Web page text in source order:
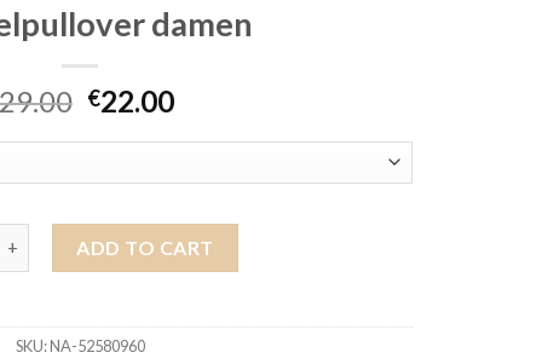
damen
€22.00
ADD TO CART
SKU:NA-52580960